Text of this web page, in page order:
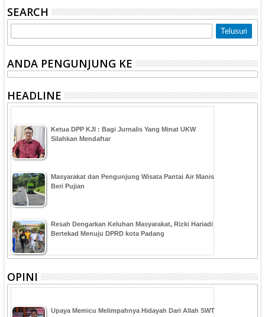
SEARCH
ANDA PENGUNJUNG KE
HEADLINE
Ketua DPP KJI : Bagi Jurnalis Yang Minat UKW
Silahkan Mendaftar
Masyarakat dan Pengunjung Wisata Pantai Air Manis
Beri Pujian
Resah Dengarkan Keluhan Masyarakat, Rizki Hariadi
Bertekad Menuju DPRD kota Padang
OPINI
Upaya Memicu Melimpahnya Hidayah Dari Allah SWT